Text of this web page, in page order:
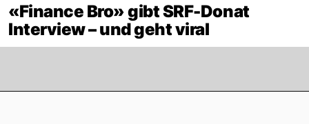
«Finance Bro» gibt SRF-Donat
Interview – und geht viral